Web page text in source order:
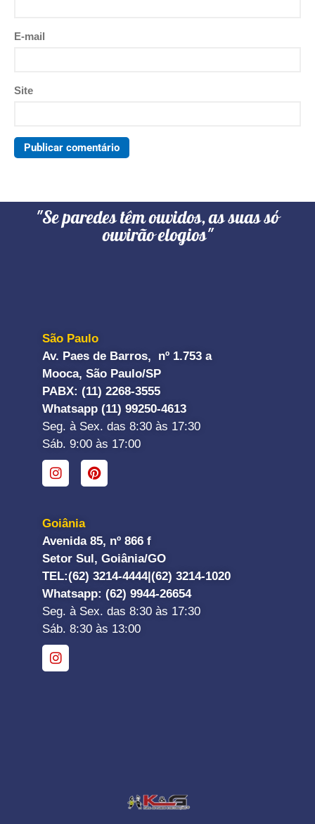
E-mail
Site
"Se paredes têm ouvidos, as suas só
ouvirão elogios"
São Paulo
Av. Paes de Barros, nº 1.753 a
Mooca, São Paulo/SP
PABX: (11) 2268-3555
Whatsapp (11) 99250-4613
Seg. à Sex. das 8:30 às 17:30
Sáb. 9:00 às 17:00
Goiânia
Avenida 85, nº 866 f
Setor Sul, Goiânia/GO
TEL:(62) 3214-4444|(62) 3214-1020
Whatsapp: (62) 9944-26654
Seg. à Sex. das 8:30 às 17:30
Sáb. 8:30 às 13:00